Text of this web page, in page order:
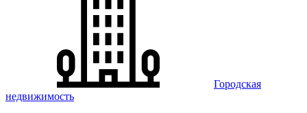
Городская
недвижимость